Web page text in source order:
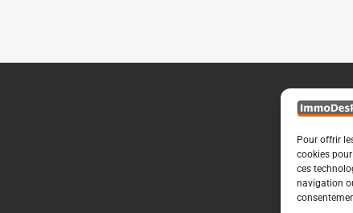
Pour offrir
cookies
ces
navigation